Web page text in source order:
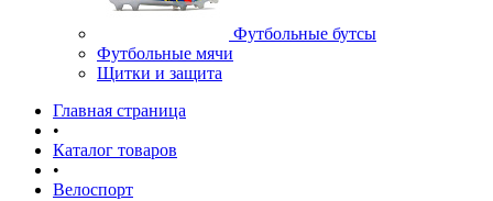
Футбольные бутсы
Футбольные мячи
Щитки и защита
Главная страница
•
Каталог товаров
•
Велоспорт